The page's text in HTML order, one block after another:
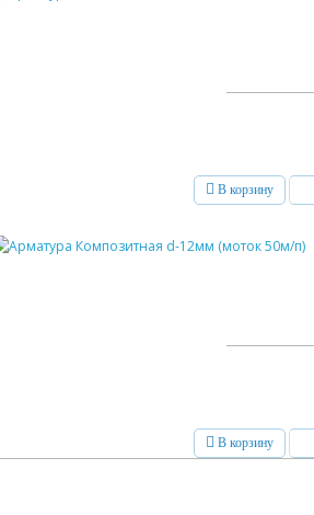
В корзину
В корзину